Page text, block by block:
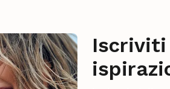
Iscriviti